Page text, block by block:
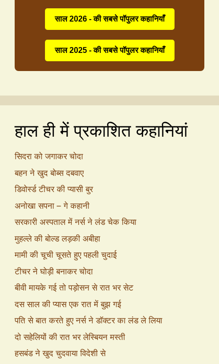
साल 2026 - की सबसे पॉपुलर कहानियाँ
साल 2025 - की सबसे पॉपुलर कहानियाँ
हाल ही में प्रकाशित कहानियां
सिदरा को जगाकर चोदा
बहन ने खुद बोब्स दबवाए
डिवोर्स्ड टीचर की प्यासी बुर
अनोखा सपना – गे कहानी
सरकारी अस्पताल में नर्स ने लंड चेक किया
मुहल्ले की बोल्ड लड़की अबीहा
मामी की चूची चूसते हुए पहली चुदाई
टीचर ने घोड़ी बनाकर चोदा
बीवी मायके गई तो पड़ोसन से रात भर सेट
दस साल की प्यास एक रात में बुझ गई
पति से बात करते हुए नर्स ने डॉक्टर का लंड ले लिया
दो सहेलियों की रात भर लेस्बियन मस्ती
हसबंड ने खुद चुदवाया विदेशी से